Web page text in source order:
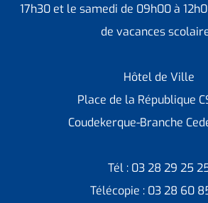
17h30 et le samedi de 09h00 à
de vacances
Hôtel de Ville
Place de la République
Coudekerque-Branche
Tél : 03 28 29 25
Télécopie : 03 28 60